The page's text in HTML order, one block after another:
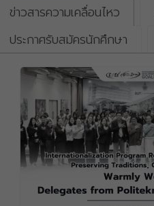
ข่าวสารความเคลื่อนไหว
ประกาศรับสมัครนักศึกษา